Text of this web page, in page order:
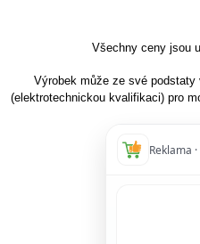
Všechny ceny jsou
Výrobek může ze své
(elektrotechnickou kvalifikaci) pro
Reklama